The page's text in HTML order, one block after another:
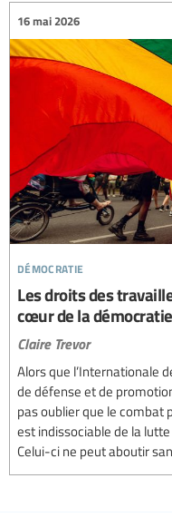
démocratie
16 mai 2026
Les droits des
cœur de la démocratie
Claire Trevor
Alors que l’Internationale
de défense et de
pas oublier que le combat
est indissociable de la
Celui-ci ne peut aboutir